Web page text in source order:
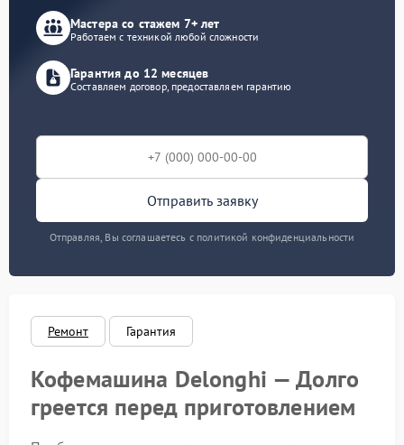
Мастера со стажем 7+ лет
Работаем с техникой любой сложности
Гарантия до 12 месяцев
Составляем договор, предоставляем гарантию
Отправить заявку
Отправляя, Вы соглашаетесь с политикой конфиденциальности
Ремонт Гарантия
Кофемашина Delonghi — Долго
греется перед приготовлением